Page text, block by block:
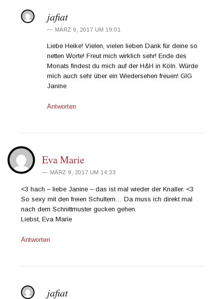
jafiat
MÄRZ 9, 2017 UM 19:01
Liebe Heike! Vielen, vielen lieben Dank für deine so
netten Worte! Freut mich wirklich sehr! Ende des
Monats findest du mich auf der H&H in Köln. Würde
mich auch sehr über ein Wiedersehen freuen! GlG
Janine
Antworten
Eva Marie
MÄRZ 9, 2017 UM 14:33
<3 hach – liebe Janine – das ist mal wieder der Knaller. <3
So sexy mit den freien Schultern… Da muss ich direkt mal
nach dem Schnittmuster gucken gehen.
Liebst, Eva Marie
Antworten
jafiat